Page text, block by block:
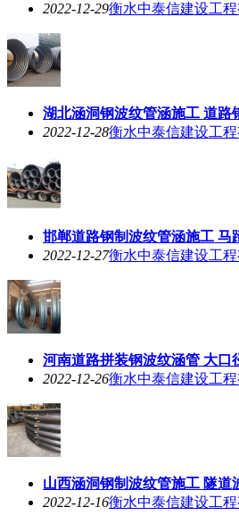
2022-12-29衡水中泰信建设工程
湖北涵洞钢波纹管涵施工 道路
2022-12-28衡水中泰信建设工程
邯郸道路钢制波纹管涵施工 马
2022-12-27衡水中泰信建设工程
河南道路拼装钢波纹涵管 大口
2022-12-26衡水中泰信建设工程
山西涵洞钢制波纹管施工 隧道
2022-12-16衡水中泰信建设工程